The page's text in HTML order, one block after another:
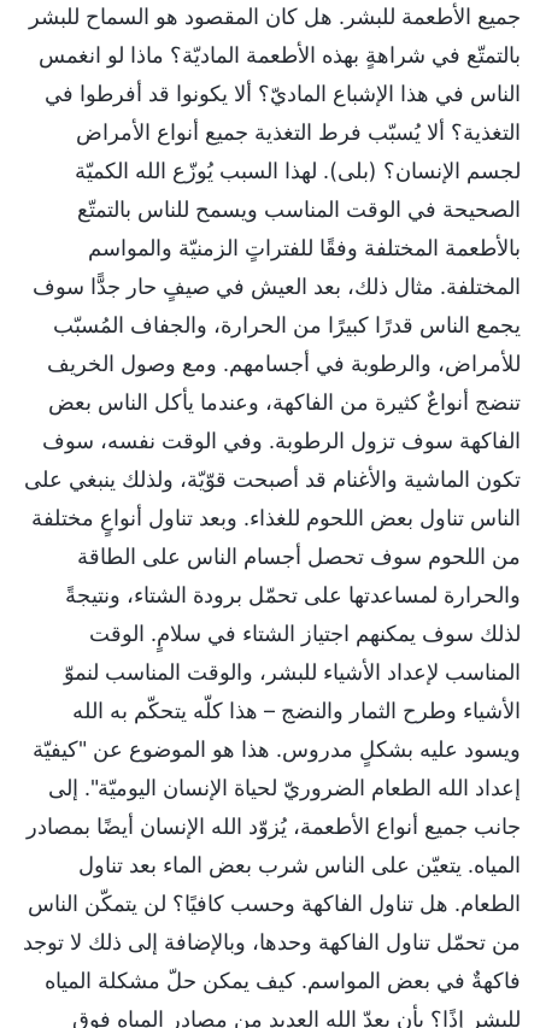
جميع الأطعمة للبشر. هل كان المقصود هو السماح للبشر
بالتمتّع في شراهةٍ بهذه الأطعمة الماديّة؟ ماذا لو انغمس
الناس في هذا الإشباع الماديّ؟ ألا يكونوا قد أفرطوا في
التغذية؟ ألا يُسبّب فرط التغذية جميع أنواع الأمراض
لجسم الإنسان؟ (بلى). لهذا السبب يُوزّع الله الكميّة
الصحيحة في الوقت المناسب ويسمح للناس بالتمتّع
بالأطعمة المختلفة وفقًا للفتراتٍ الزمنيّة والمواسم
المختلفة. مثال ذلك، بعد العيش في صيفٍ حار جدًّا سوف
يجمع الناس قدرًا كبيرًا من الحرارة، والجفاف المُسبّب
للأمراض، والرطوبة في أجسامهم. ومع وصول الخريف
تنضج أنواعٌ كثيرة من الفاكهة، وعندما يأكل الناس بعض
الفاكهة سوف تزول الرطوبة. وفي الوقت نفسه، سوف
تكون الماشية والأغنام قد أصبحت قوّيّة، ولذلك ينبغي على
الناس تناول بعض اللحوم للغذاء. وبعد تناول أنواعٍ مختلفة
من اللحوم سوف تحصل أجسام الناس على الطاقة
والحرارة لمساعدتها على تحمّل برودة الشتاء، ونتيجةً
لذلك سوف يمكنهم اجتياز الشتاء في سلامٍ. الوقت
المناسب لإعداد الأشياء للبشر، والوقت المناسب لنموّ
الأشياء وطرح الثمار والنضج – هذا كلّه يتحكّم به الله
ويسود عليه بشكلٍ مدروس. هذا هو الموضوع عن "كيفيّة
إعداد الله الطعام الضروريّ لحياة الإنسان اليوميّة". إلى
جانب جميع أنواع الأطعمة، يُزوّد الله الإنسان أيضًا بمصادر
المياه. يتعيّن على الناس شرب بعض الماء بعد تناول
الطعام. هل تناول الفاكهة وحسب كافيًا؟ لن يتمكّن الناس
من تحمّل تناول الفاكهة وحدها، وبالإضافة إلى ذلك لا توجد
فاكهةٌ في بعض المواسم. كيف يمكن حلّ مشكلة المياه
للبشر إذًا؟ بأن يعدّ الله العديد من مصادر المياه فوق